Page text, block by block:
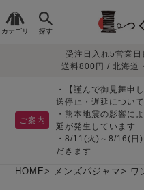
カテゴリ 探す
レディ
生地で
さがす
敏感肌用
パジャマ
入
夏パジャマ特集
受注日入れ5営業日
送料800円 / 北海道
ご案内
・【謹んで御見舞申
送停止・遅延につい
・熊本地震の影響に
延が発生しています
・8/11(火)～8/16(日
だきます
HOME メンズパジャマ ワ